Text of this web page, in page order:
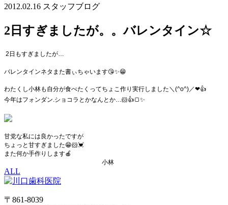
2012.02.16 スタッフブログ
2日すぎましたが。。バレンタイン☆
2日もすぎましたが…
バレンタインネタまた書ぃちゃいます😘✨😁
わたくし小林も自分が食べたくってちょこ作り実行しました＼(^o^)／❤👍
今年はフォンダン.ショコラとかなんとか…🐹👍🍞✨
甘党な私には良かったですが
ちょっと甘すぎました😁🐹💓
また何か手作りします🍎
小林
ALL
〒861-8039